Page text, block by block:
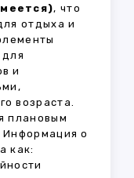
, что
отдыха и
и
возраста.
плановым
о
как: